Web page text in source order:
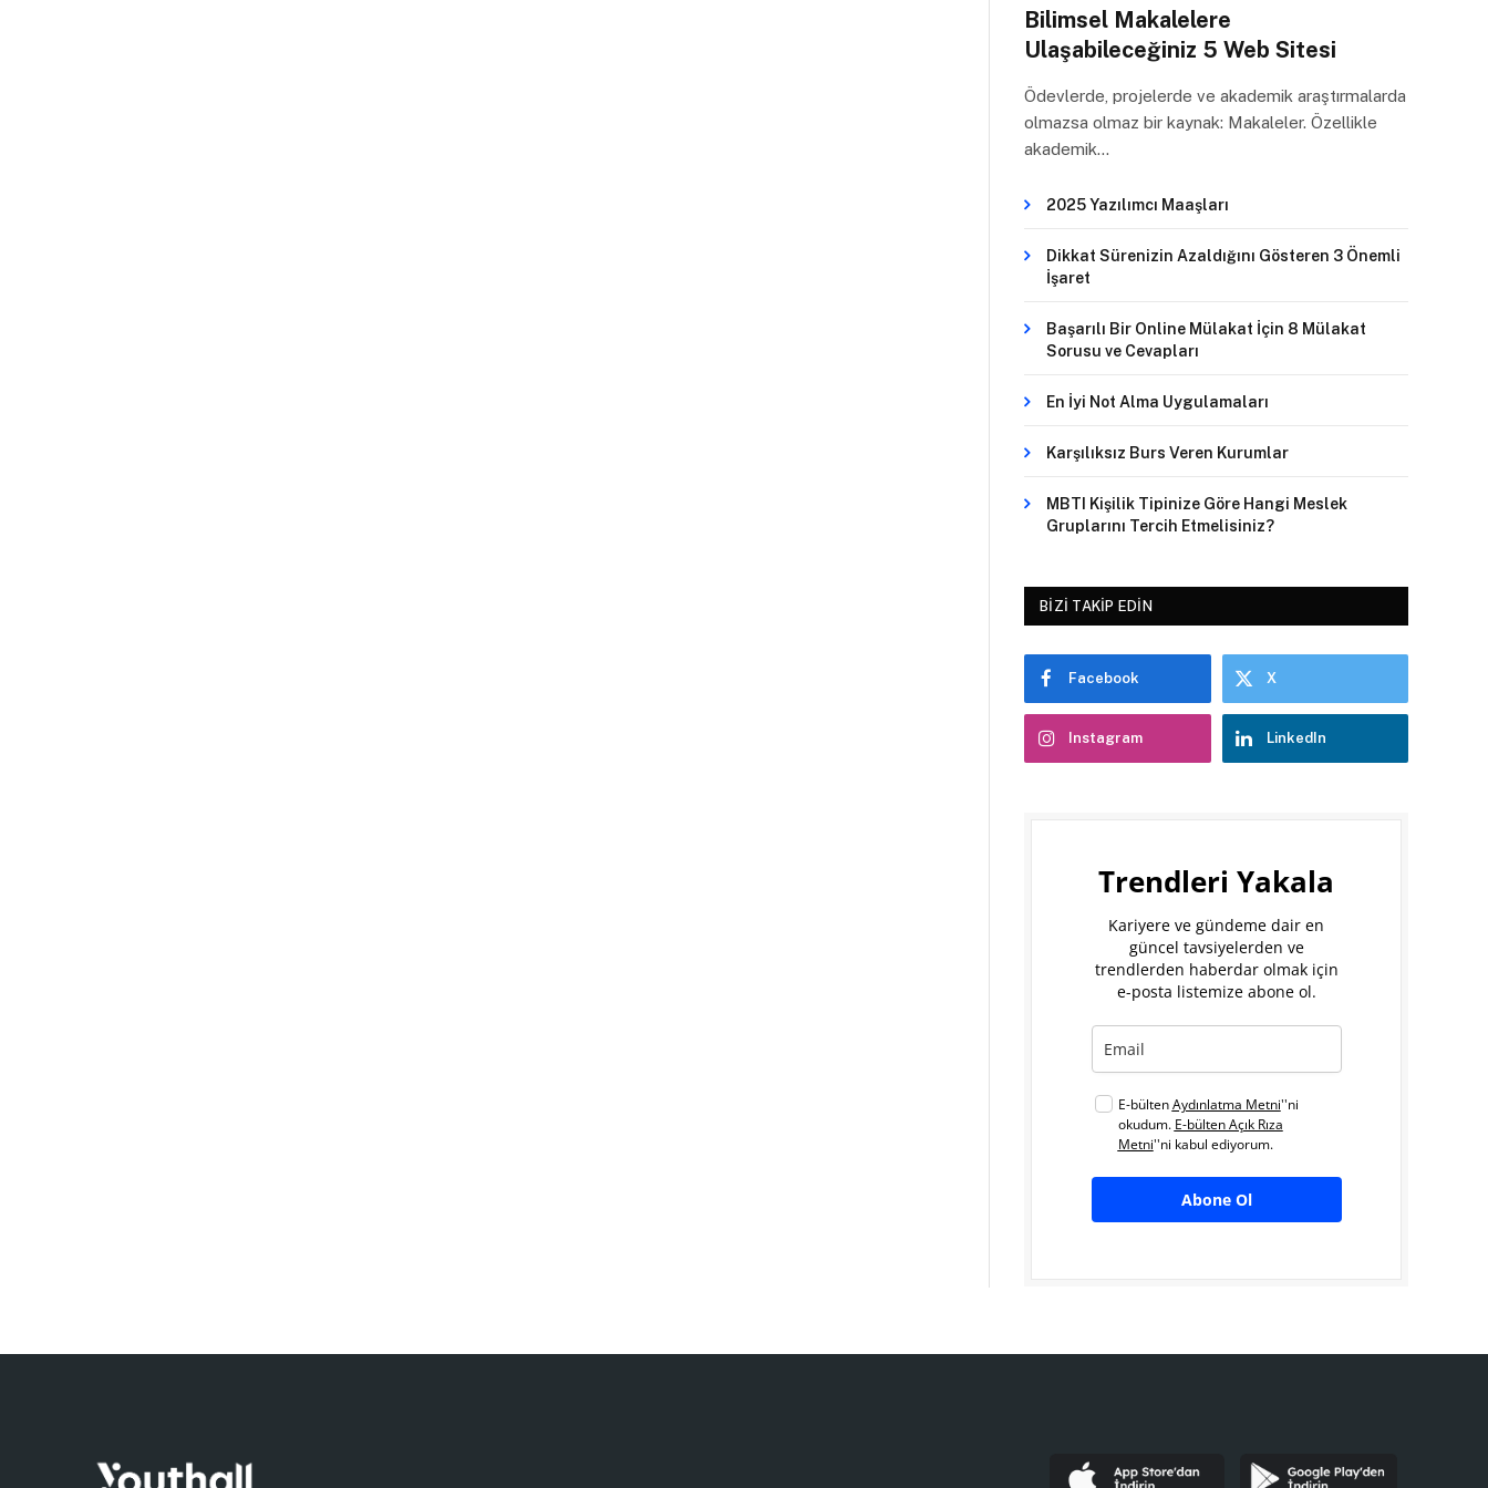
Bilimsel Makalelere
Ulaşabileceğiniz 5 Web Sitesi
Ödevlerde, projelerde ve akademik araştırmalarda
olmazsa olmaz bir kaynak: Makaleler. Özellikle
akademik…
2025 Yazılımcı Maaşları
Dikkat Sürenizin Azaldığını Gösteren 3 Önemli
İşaret
Başarılı Bir Online Mülakat İçin 8 Mülakat
Sorusu ve Cevapları
En İyi Not Alma Uygulamaları
Karşılıksız Burs Veren Kurumlar
MBTI Kişilik Tipinize Göre Hangi Meslek
Gruplarını Tercih Etmelisiniz?
BIZI TAKIP EDIN
Facebook X
Instagram LinkedIn
Trendleri Yakala
Kariyere ve gündeme dair en
güncel tavsiyelerden ve
trendlerden haberdar olmak için
e-posta listemize abone ol.
E-bültenAydınlatma Metni''ni
okudum. E-bülten Açık Rıza
Metni''ni kabul ediyorum.
Abone Ol